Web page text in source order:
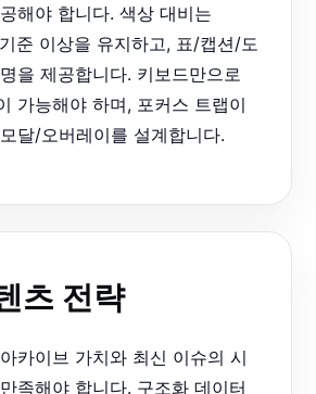
해야 합니다. 색상 대비는
준 이상을 유지하고, 표/캡션/도
을 제공합니다. 키보드만으로
가능해야 하며, 포커스 트랩이
달/오버레이를 설계합니다.
츠 전략
카이브 가치와 최신 이슈의 시
족해야 합니다. 구조화 데이터